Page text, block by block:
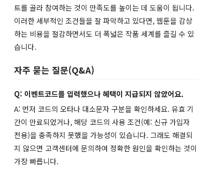
트를 골라 참여하는 것이 만족도를 높이는 데 도움이 됩니다.
이러한 세부적인 조건들을 잘 파악하고 있다면, 웹툰을 감상
하는 비용을 절감하면서도 더 폭넓은 작품 세계를 즐길 수 있
습니다.
자주 묻는 질문(Q&A)
Q: 이벤트코드를 입력했으나 혜택이 지급되지 않았어요.
A: 먼저 코드의 오타나 대소문자 구분을 확인하세요. 유효 기
간이 만료되었거나, 해당 코드의 사용 조건(예: 신규 가입자
전용)을 충족하지 못했을 가능성이 있습니다. 그래도 해결되
지 않으면 고객센터에 문의하여 정확한 원인을 확인하는 것이
가장 빠릅니다.